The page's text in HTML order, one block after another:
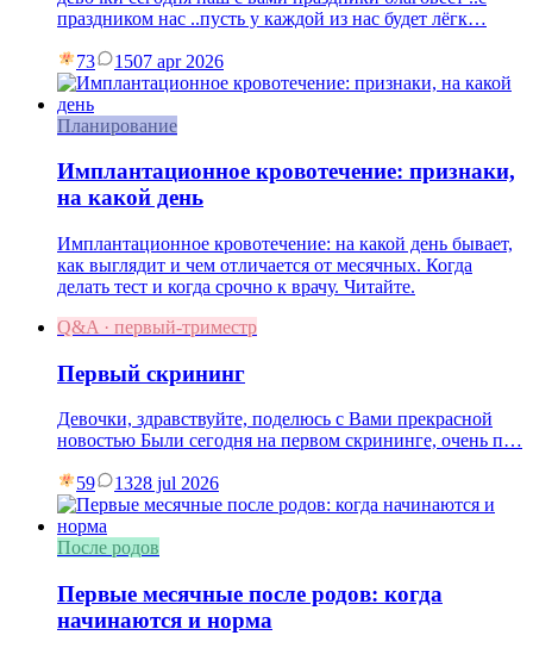
праздником нас ..пусть у каждой из нас будет лёгк…
73 1507 apr 2026
Планирование
Имплантационное кровотечение: признаки,
на какой день
Имплантационное кровотечение: на какой день бывает,
как выглядит и чем отличается от месячных. Когда
делать тест и когда срочно к врачу. Читайте.
Q&A · первый-триместр
Первый скрининг
Девочки, здравствуйте, поделюсь с Вами прекрасной
новостью Были сегодня на первом скрининге, очень п…
59 1328 jul 2026
После родов
Первые месячные после родов: когда
начинаются и норма